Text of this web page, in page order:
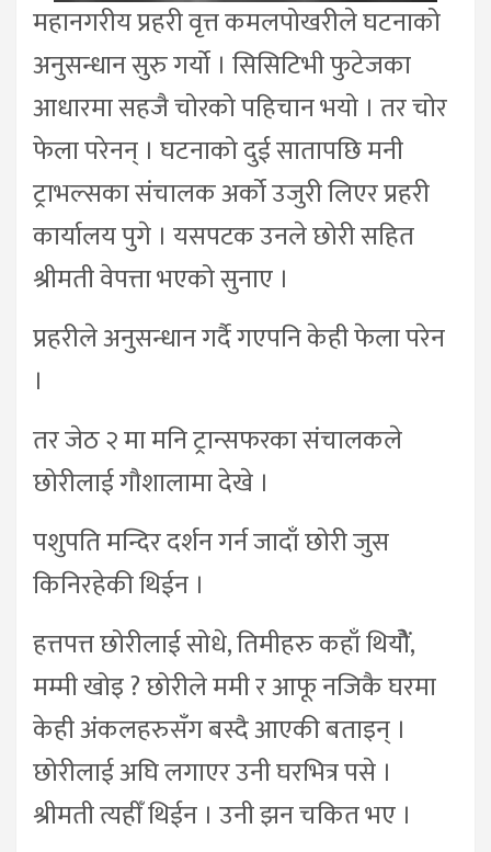
महानगरीय प्रहरी वृत्त कमलपोखरीले घटनाको
अनुसन्धान सुरु गर्यो । सिसिटिभी फुटेजका
आधारमा सहजै चोरको पहिचान भयो । तर चोर
फेला परेनन् । घटनाको दुई सातापछि मनी
ट्राभल्सका संचालक अर्को उजुरी लिएर प्रहरी
कार्यालय पुगे । यसपटक उनले छोरी सहित
श्रीमती वेपत्ता भएको सुनाए ।
प्रहरीले अनुसन्धान गर्दै गएपनि केही फेला परेन
।
तर जेठ २ मा मनि ट्रान्सफरका संचालकले
छोरीलाई गौशालामा देखे ।
पशुपति मन्दिर दर्शन गर्न जादाँ छोरी जुस
किनिरहेकी थिईन ।
हत्तपत्त छोरीलाई सोधे, तिमीहरु कहाँ थियोैं,
मम्मी खोइ ? छोरीले ममी र आफू नजिकै घरमा
केही अंकलहरुसँग बस्दै आएकी बताइन् ।
छोरीलाई अघि लगाएर उनी घरभित्र पसे ।
श्रीमती त्यहीँ थिईन । उनी झन चकित भए ।